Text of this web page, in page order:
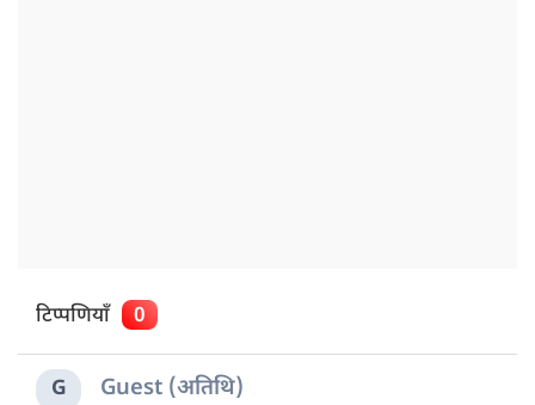
टिप्पणियाँ 0
G Guest (अतिथि)